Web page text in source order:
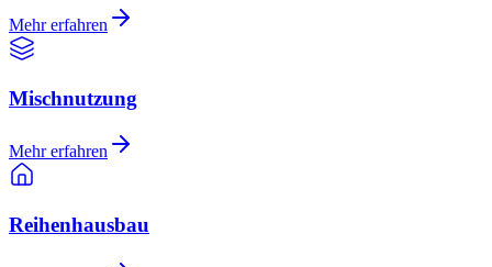
Mehr erfahren
Mischnutzung
Mehr erfahren
Reihenhausbau